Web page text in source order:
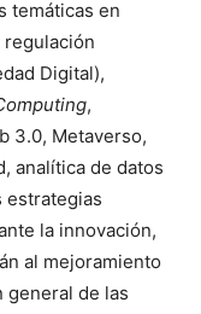
temáticas en
Digital),
,
3.0, Metaverso,
analítica de datos
estrategias
la innovación,
al mejoramiento
general de las